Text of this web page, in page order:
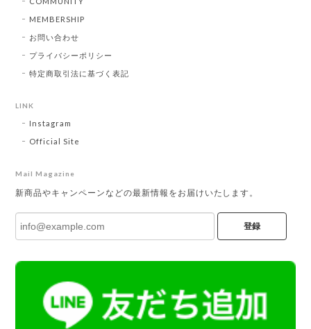
MEMBERSHIP
お問い合わせ
プライバシーポリシー
特定商取引法に基づく表記
LINK
Instagram
Official Site
Mail Magazine
新商品やキャンペーンなどの最新情報をお届けいたします。
登録